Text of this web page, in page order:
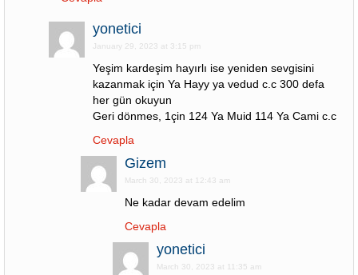
yonetici
January 29, 2023 at 3:15 pm
Yeşim kardeşim hayırlı ise yeniden sevgisini
kazanmak için Ya Hayy ya vedud c.c 300 defa
her gün okuyun
Geri dönmes, 1çin 124 Ya Muid 114 Ya Cami c.c
Cevapla
Gizem
March 30, 2023 at 12:43 am
Ne kadar devam edelim
Cevapla
yonetici
March 30, 2023 at 11:35 am